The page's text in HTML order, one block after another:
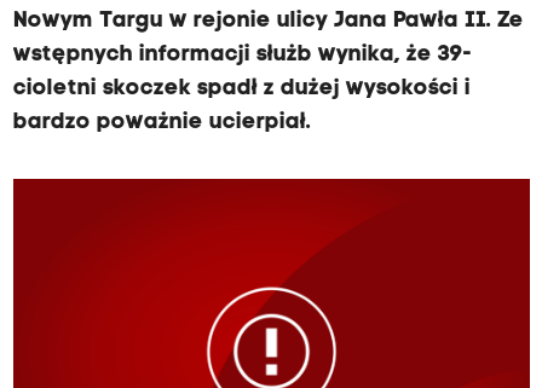
Nowym Targu w rejonie ulicy Jana Pawła II. Ze
wstępnych informacji służb wynika, że 39-
cioletni skoczek spadł z dużej wysokości i
bardzo poważnie ucierpiał.